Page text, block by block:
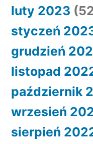
luty 2023
styczeń
grudzień
listopad
październik
wrzesień
sierpień